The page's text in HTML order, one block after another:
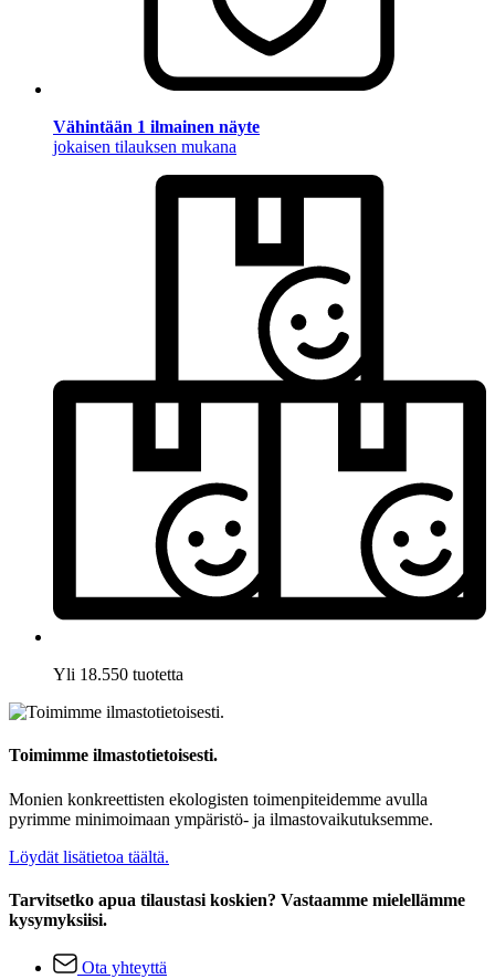
Vähintään 1 ilmainen näyte
jokaisen tilauksen mukana
Yli 18.550 tuotetta
Toimimme ilmastotietoisesti.
Monien konkreettisten ekologisten toimenpiteidemme avulla
pyrimme minimoimaan ympäristö- ja ilmastovaikutuksemme.
Löydät lisätietoa täältä.
Tarvitsetko apua tilaustasi koskien? Vastaamme mielellämme
kysymyksiisi.
Ota yhteyttä